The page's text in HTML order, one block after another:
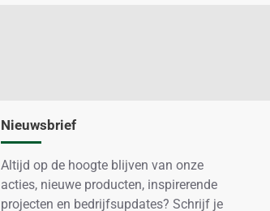
Nieuwsbrief
Altijd op de hoogte blijven van onze
acties, nieuwe producten, inspirerende
projecten en bedrijfsupdates? Schrijf je